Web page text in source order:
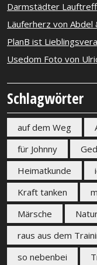
Darmstädter Lauftreff
Läuferherz von Abdel
PlanB ist
Usedom Foto von
Schlagwörter
auf dem Weg
für Johnny
Heimatkunde
Kraft tanken
Märsche
raus aus dem
so nebenbei